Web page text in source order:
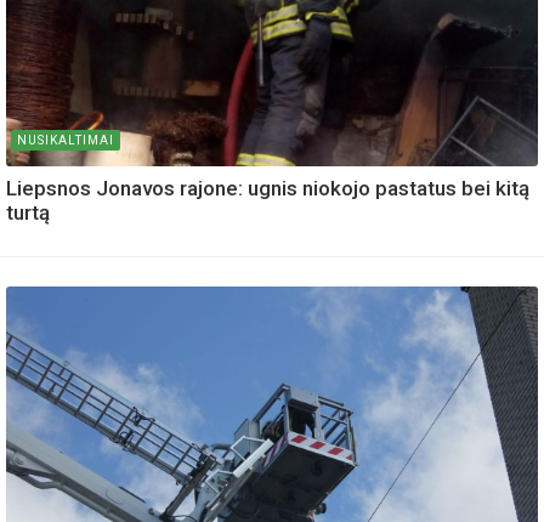
NUSIKALTIMAI
Liepsnos Jonavos rajone: ugnis niokojo pastatus bei kitą
turtą